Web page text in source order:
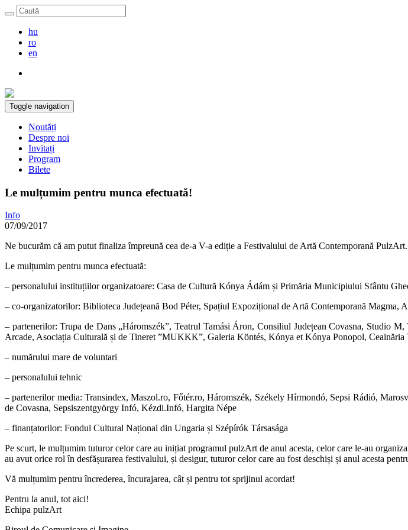
hu
ro
en
Toggle navigation
Noutăți
Despre noi
Invitați
Program
Bilete
Le mulțumim pentru munca efectuată!
Info
07/09/2017
Ne bucurăm că am putut finaliza împreună cea de-a V-a ediție a Festivalului de Artă Contemporană PulzArt.
Le mulțumim pentru munca efectuată:
– personalului instituțiilor organizatoare: Casa de Cultură Kónya Ádám și Primăria Municipiului Sfântu
– co-organizatorilor: Biblioteca Județeană Bod Péter, Spațiul Expozițional de Artă Contemporană Magma,
– partenerilor: Trupa de Dans „Háromszék”, Teatrul Tamási Áron, Consiliul Județean Covasna, Studio
Arcade, Asociația Culturală și de Tineret ”MUKKK”, Galeria Köntés, Kónya et Kónya Ponopol, Ceainăria
– numărului mare de voluntari
– personalului tehnic
– partenerilor media: Transindex, Maszol.ro, Főtér.ro, Háromszék, Székely Hírmondó, Sepsi Rádió,
de Covasna, Sepsiszentgyörgy Infó, Kézdi.Infó, Hargita Népe
– finanțatorilor: Fondul Cultural Național din Ungaria și Szépírók Társasága
Pe scurt, le mulțumim tuturor celor care au inițiat programul pulzArt de anul acesta, celor care le-au
au avut orice rol în desfășurarea festivalului, și desigur, tuturor celor care au fost deschiși și anul acesta
Vă mulțumim pentru încrederea, încurajarea, cât și pentru tot sprijinul acordat!
Pentru la anul, tot aici!
Echipa pulzArt